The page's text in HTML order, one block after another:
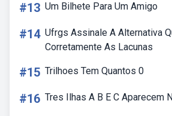
#13 Um Bilhete Para Um Amigo
#14 Ufrgs Assinale A Alternativa
Corretamente As Lacunas
#15 Trilhoes Tem Quantos 0
#16 Tres Ilhas A B E C Aparecem